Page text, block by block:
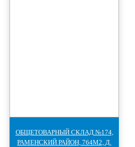
ОБЩЕТОВАРНЫЙ СКЛАД №174,
РАМЕНСКИЙ РАЙОН, 764М2, Д.